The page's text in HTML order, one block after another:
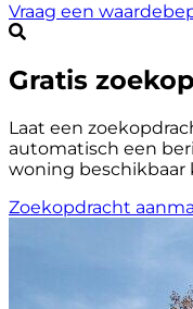
Vraag een
Gratis
Laat een
automatisch een
woning beschikbaar
Zoekopdracht